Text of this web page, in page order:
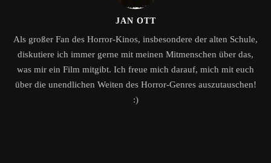
JAN OTT
Als großer Fan des Horror-Kinos, insbesondere der alten Schule,
diskutiere ich immer gerne mit meinen Mitmenschen über das,
was mir ein Film mitgibt. Ich freue mich darauf, mich mit euch
über die unendlichen Weiten des Horror-Genres auszutauschen!
:)